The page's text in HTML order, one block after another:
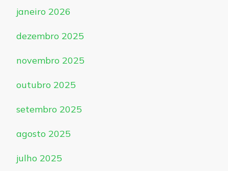
janeiro 2026
dezembro 2025
novembro 2025
outubro 2025
setembro 2025
agosto 2025
julho 2025